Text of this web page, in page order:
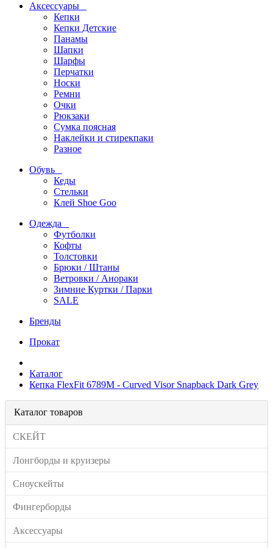
Аксессуары
Кепки
Кепки Детские
Панамы
Шапки
Шарфы
Перчатки
Носки
Ремни
Очки
Рюкзаки
Сумка поясная
Наклейки и стирекпаки
Разное
Обувь
Кеды
Стельки
Клей Shoe Goo
Одежда
Футболки
Кофты
Толстовки
Брюки / Штаны
Ветровки / Анораки
Зимние Куртки / Парки
SALE
Бренды
Прокат
Каталог
Кепка FlexFit 6789M - Curved Visor Snapback Dark Grey
Каталог товаров
СКЕЙТ
Лонгборды и круизеры
Сноускейты
Фингерборды
Аксессуары